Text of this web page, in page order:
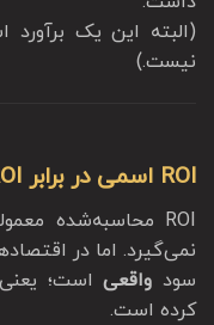
(البته این یک برآورد
نیست.)
ROI اسمی در برابر ROI واقعی (اثر تورم)
ROI محاسبه‌شده معمولاً
نمی‌گیرد. اما در
سود واقعیاست؛ یعنی
کرده است.